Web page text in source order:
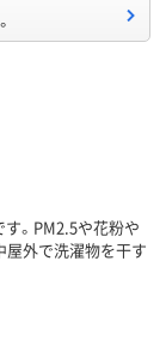
。PM2.5や花粉や
屋外で洗濯物を干す